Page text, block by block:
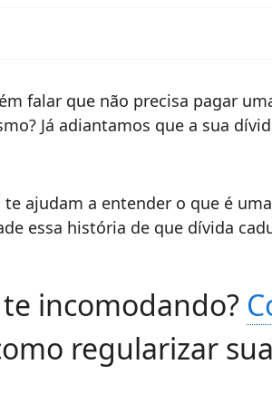
falar que não precisa pagar
Já adiantamos que a sua
ajudam a entender o que é
essa história de que dívida
incomodando?
regularizar